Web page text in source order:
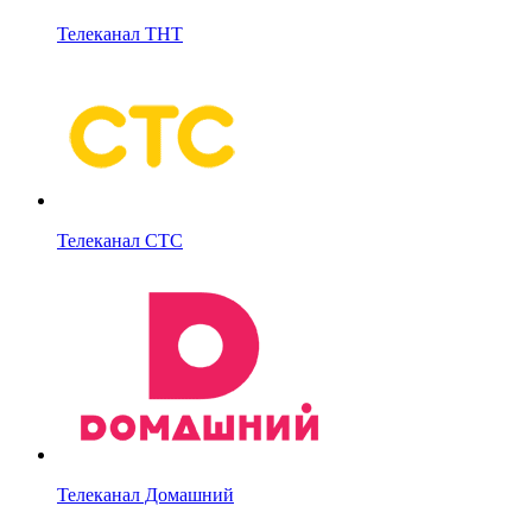
Телеканал ТНТ
Телеканал СТС
Телеканал Домашний